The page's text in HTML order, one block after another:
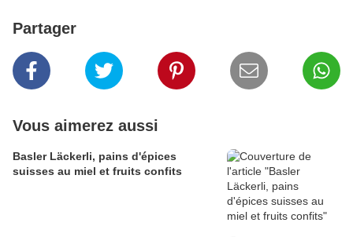
Partager
Vous aimerez aussi
Basler Läckerli, pains d'épices
suisses au miel et fruits confits